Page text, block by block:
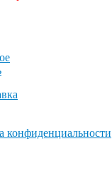
конфиденциальности